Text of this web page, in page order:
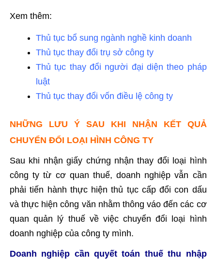
Xem thêm:
Thủ tục bổ sung ngành nghề kinh doanh
Thủ tục thay đổi trụ sở công ty
Thủ tục thay đổi người đại diện theo pháp
luật
Thủ tục thay đổi vốn điều lệ công ty
NHỮNG LƯU Ý SAU KHI NHẬN KẾT QUẢ
CHUYỂN ĐỔI LOẠI HÌNH CÔNG TY
Sau khi nhận giấy chứng nhận thay đổi loại hình
công ty từ cơ quan thuế, doanh nghiệp vẫn cần
phải tiến hành thực hiện thủ tục cấp đổi con dấu
và thực hiện công văn nhằm thông váo đến các cơ
quan quản lý thuế về việc chuyển đổi loại hình
doanh nghiệp của công ty mình.
Doanh nghiệp cần quyết toán thuế thu nhập